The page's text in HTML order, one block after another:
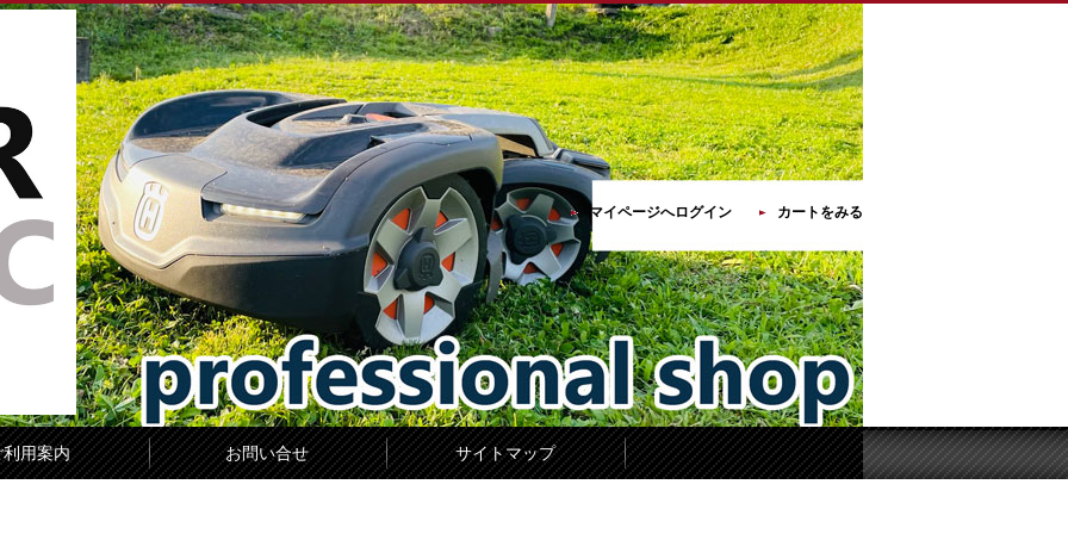
マイページへログイン カートをみる
利用案内 お問い合せ サイトマップ